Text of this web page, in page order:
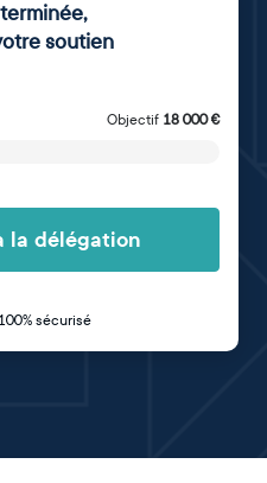
,
soutien
Objectif 18 000€
la délégation
sécurisé